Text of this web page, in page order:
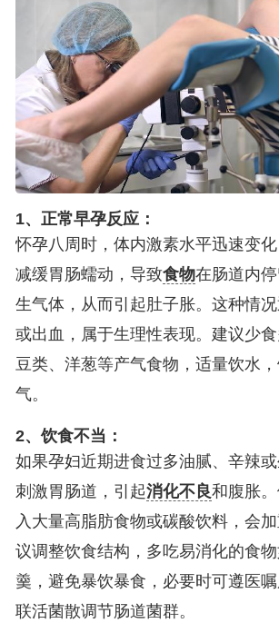
1、正常早孕反应：
怀孕八周时，体内激素水平迅速变
减缓胃肠蠕动，导致食物在肠道内
生气体，从而引起肚子胀。这种情
或出血，属于生理性表现。建议少
豆类、洋葱等产气食物，适量饮水
气。
2、饮食不当：
如果孕妇近期进食过多油腻、辛辣
刺激胃肠道，引起消化不良和腹胀
入大量高脂肪食物或碳酸饮料，会
议调整饮食结构，多吃易消化的食
羹，避免暴饮暴食，必要时可遵医
联活菌散调节肠道菌群。